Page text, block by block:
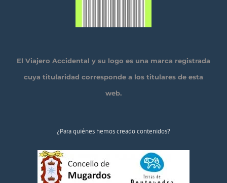
El Viajero Accidental y su logo es una marca registrada
cuya titularidad corresponde a los titulares de esta
web.
¿Para quiénes hemos creado contenidos?